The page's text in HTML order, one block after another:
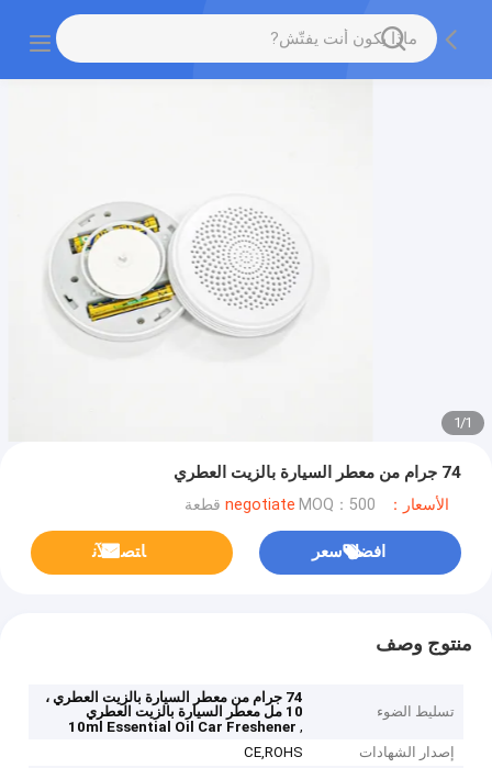
1
/
1
74 جرام من معطر السيارة بالزيت العطري
الأسعار：negotiate MOQ：500 قطعة
افضل سعر ﺎﺘﺼﻟ ﺍﻶﻧ
منتوج وصف
تسليط الضوء
74 جرام من معطر السيارة بالزيت العطري ،
10 مل معطر السيارة بالزيت العطري
,
10ml Essential Oil Car Freshener
إصدار الشهادات
CE,ROHS